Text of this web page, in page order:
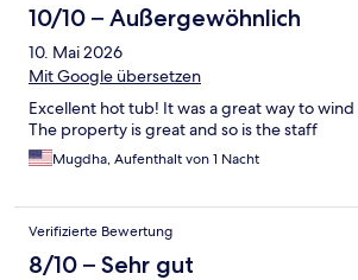
10/10 – Außergewöhnlich
10. Mai 2026
Mit Google übersetzen
Excellent hot tub! It was a great way to
The property is great and so is the staff
Mugdha, Aufenthalt von 1 Nacht
Verifizierte Bewertung
8/10 – Sehr gut